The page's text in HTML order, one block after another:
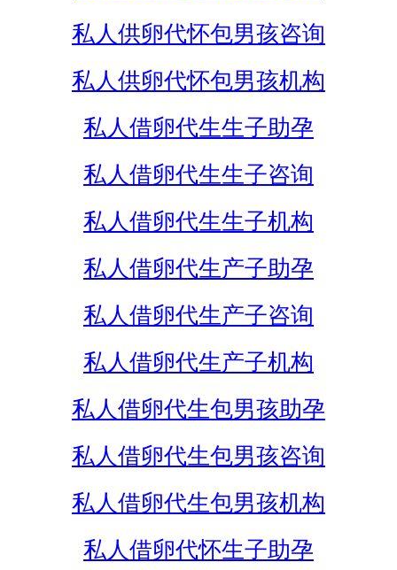
私人供卵代怀包男孩咨询
私人供卵代怀包男孩机构
私人借卵代生生子助孕
私人借卵代生生子咨询
私人借卵代生生子机构
私人借卵代生产子助孕
私人借卵代生产子咨询
私人借卵代生产子机构
私人借卵代生包男孩助孕
私人借卵代生包男孩咨询
私人借卵代生包男孩机构
私人借卵代怀生子助孕